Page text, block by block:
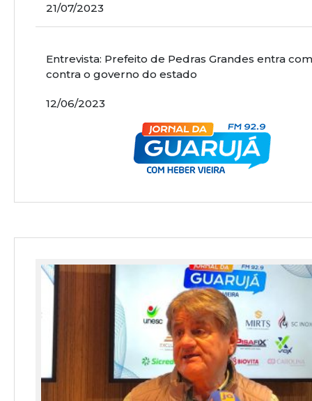
21/07/2023
Entrevista: Prefeito de Pedras Grandes entra
contra o governo do estado
12/06/2023